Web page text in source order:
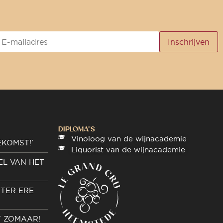
VAN HET
ERE
ZOMAAR!
DIPLOMA"S
Vinoloog van de wijnacademie
Liquorist van de wijnacademie